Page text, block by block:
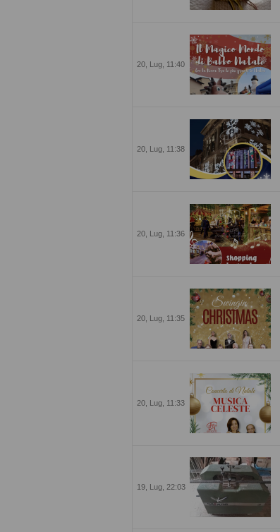
20, Lug, 11:40
20, Lug, 11:38
20, Lug, 11:36
20, Lug, 11:35
20, Lug, 11:33
19, Lug, 22:03